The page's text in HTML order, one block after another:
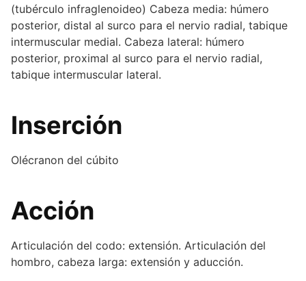
(tubérculo infraglenoideo) Cabeza media: húmero
posterior, distal al surco para el nervio radial, tabique
intermuscular medial. Cabeza lateral: húmero
posterior, proximal al surco para el nervio radial,
tabique intermuscular lateral.
Inserción
Olécranon del cúbito
Acción
Articulación del codo: extensión. Articulación del
hombro, cabeza larga: extensión y aducción.